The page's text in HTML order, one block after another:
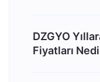
DZGYO
Fiyatları